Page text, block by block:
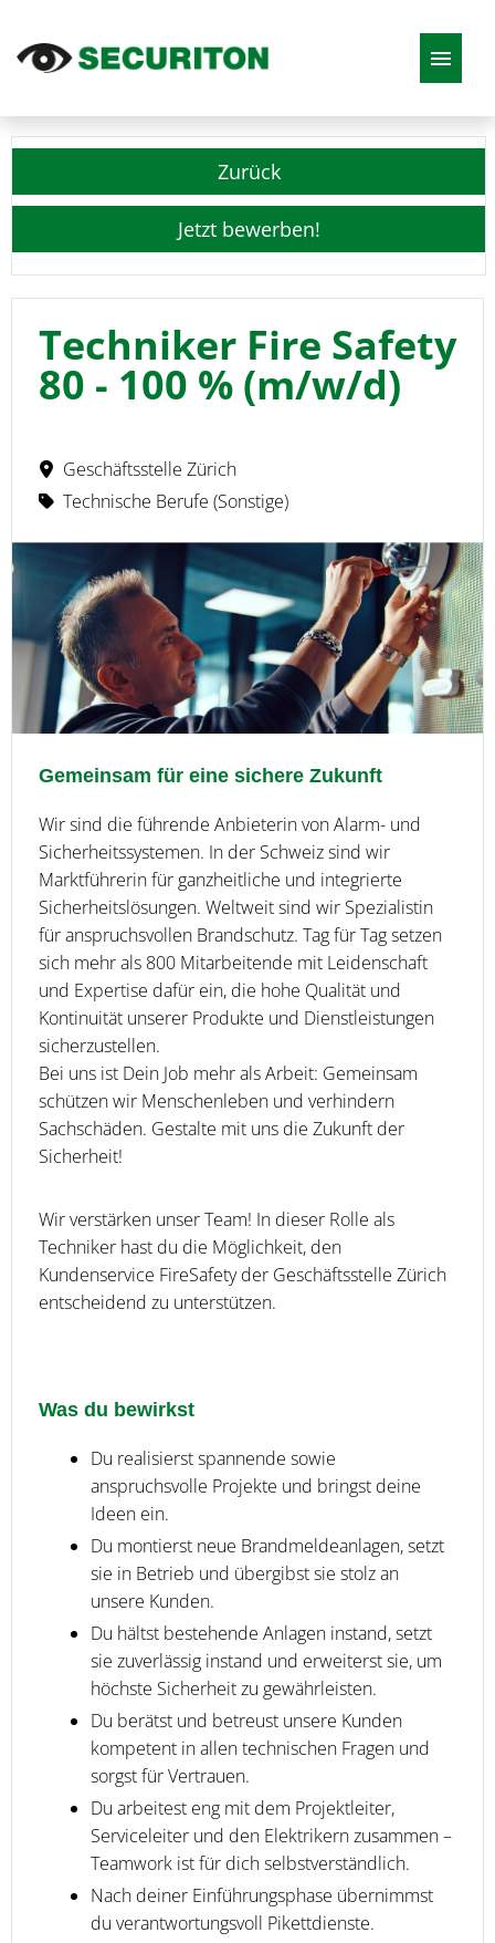
DE EN FR IT
Zurück
Jetzt bewerben!
Techniker Fire Safety
80 - 100 % (m/w/d)
Geschäftsstelle Zürich
Technische Berufe (Sonstige)
Gemeinsam für eine sichere Zukunft
Wir sind die führende Anbieterin von Alarm- und
Sicherheitssystemen. In der Schweiz sind wir
Marktführerin für ganzheitliche und integrierte
Sicherheitslösungen. Weltweit sind wir Spezialistin
für anspruchsvollen Brandschutz. Tag für Tag setzen
sich mehr als 800 Mitarbeitende mit Leidenschaft
und Expertise dafür ein, die hohe Qualität und
Kontinuität unserer Produkte und Dienstleistungen
sicherzustellen.
Bei uns ist Dein Job mehr als Arbeit: Gemeinsam
schützen wir Menschenleben und verhindern
Sachschäden. Gestalte mit uns die Zukunft der
Sicherheit!
Wir verstärken unser Team! In dieser Rolle als
Techniker hast du die Möglichkeit, den
Kundenservice FireSafety der Geschäftsstelle Zürich
entscheidend zu unterstützen.
Was du bewirkst
Du realisierst spannende sowie
anspruchsvolle Projekte und bringst deine
Ideen ein.
Du montierst neue Brandmeldeanlagen, setzt
sie in Betrieb und übergibst sie stolz an
unsere Kunden.
Du hältst bestehende Anlagen instand, setzt
sie zuverlässig instand und erweiterst sie, um
höchste Sicherheit zu gewährleisten.
Du berätst und betreust unsere Kunden
kompetent in allen technischen Fragen und
sorgst für Vertrauen.
Du arbeitest eng mit dem Projektleiter,
Serviceleiter und den Elektrikern zusammen –
Teamwork ist für dich selbstverständlich.
Nach deiner Einführungsphase übernimmst
du verantwortungsvoll Pikettdienste.